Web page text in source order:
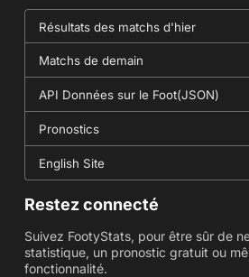
Résultats des matchs d'hier
Matchs de demain
API Données sur le Foot(JSON)
Pronostics
English Site
Restez connecté
Suivez FootyStats, pour être sûr de
statistique, un pronostic gratuit ou
fonctionnalité.